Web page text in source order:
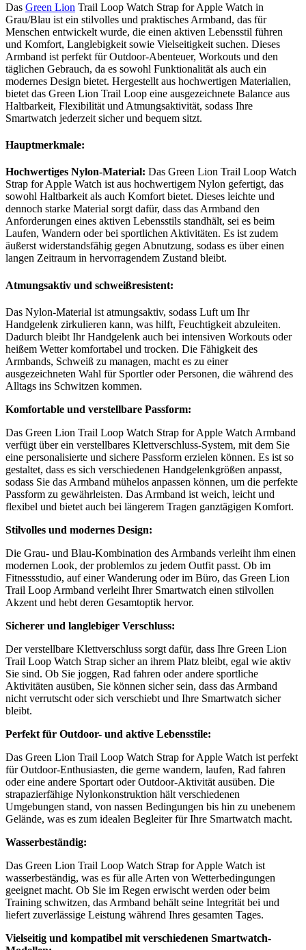
Das Green Lion Trail Loop Watch Strap for Apple Watch in
Grau/Blau ist ein stilvolles und praktisches Armband, das für
Menschen entwickelt wurde, die einen aktiven Lebensstil führen
und Komfort, Langlebigkeit sowie Vielseitigkeit suchen. Dieses
Armband ist perfekt für Outdoor-Abenteuer, Workouts und den
täglichen Gebrauch, da es sowohl Funktionalität als auch ein
modernes Design bietet. Hergestellt aus hochwertigen Materialien,
bietet das Green Lion Trail Loop eine ausgezeichnete Balance aus
Haltbarkeit, Flexibilität und Atmungsaktivität, sodass Ihre
Smartwatch jederzeit sicher und bequem sitzt.
Hauptmerkmale:
Hochwertiges Nylon-Material: Das Green Lion Trail Loop Watch
Strap for Apple Watch ist aus hochwertigem Nylon gefertigt, das
sowohl Haltbarkeit als auch Komfort bietet. Dieses leichte und
dennoch starke Material sorgt dafür, dass das Armband den
Anforderungen eines aktiven Lebensstils standhält, sei es beim
Laufen, Wandern oder bei sportlichen Aktivitäten. Es ist zudem
äußerst widerstandsfähig gegen Abnutzung, sodass es über einen
langen Zeitraum in hervorragendem Zustand bleibt.
Atmungsaktiv und schweißresistent:
Das Nylon-Material ist atmungsaktiv, sodass Luft um Ihr
Handgelenk zirkulieren kann, was hilft, Feuchtigkeit abzuleiten.
Dadurch bleibt Ihr Handgelenk auch bei intensiven Workouts oder
heißem Wetter komfortabel und trocken. Die Fähigkeit des
Armbands, Schweiß zu managen, macht es zu einer
ausgezeichneten Wahl für Sportler oder Personen, die während des
Alltags ins Schwitzen kommen.
Komfortable und verstellbare Passform:
Das Green Lion Trail Loop Watch Strap for Apple Watch Armband
verfügt über ein verstellbares Klettverschluss-System, mit dem Sie
eine personalisierte und sichere Passform erzielen können. Es ist so
gestaltet, dass es sich verschiedenen Handgelenkgrößen anpasst,
sodass Sie das Armband mühelos anpassen können, um die perfekte
Passform zu gewährleisten. Das Armband ist weich, leicht und
flexibel und bietet auch bei längerem Tragen ganztägigen Komfort.
Stilvolles und modernes Design:
Die Grau- und Blau-Kombination des Armbands verleiht ihm einen
modernen Look, der problemlos zu jedem Outfit passt. Ob im
Fitnessstudio, auf einer Wanderung oder im Büro, das Green Lion
Trail Loop Armband verleiht Ihrer Smartwatch einen stilvollen
Akzent und hebt deren Gesamtoptik hervor.
Sicherer und langlebiger Verschluss:
Der verstellbare Klettverschluss sorgt dafür, dass Ihre Green Lion
Trail Loop Watch Strap sicher an ihrem Platz bleibt, egal wie aktiv
Sie sind. Ob Sie joggen, Rad fahren oder andere sportliche
Aktivitäten ausüben, Sie können sicher sein, dass das Armband
nicht verrutscht oder sich verschiebt und Ihre Smartwatch sicher
bleibt.
Perfekt für Outdoor- und aktive Lebensstile:
Das Green Lion Trail Loop Watch Strap for Apple Watch ist perfekt
für Outdoor-Enthusiasten, die gerne wandern, laufen, Rad fahren
oder eine andere Sportart oder Outdoor-Aktivität ausüben. Die
strapazierfähige Nylonkonstruktion hält verschiedenen
Umgebungen stand, von nassen Bedingungen bis hin zu unebenem
Gelände, was es zum idealen Begleiter für Ihre Smartwatch macht.
Wasserbeständig:
Das Green Lion Trail Loop Watch Strap for Apple Watch ist
wasserbeständig, was es für alle Arten von Wetterbedingungen
geeignet macht. Ob Sie im Regen erwischt werden oder beim
Training schwitzen, das Armband behält seine Integrität bei und
liefert zuverlässige Leistung während Ihres gesamten Tages.
Vielseitig und kompatibel mit verschiedenen Smartwatch-